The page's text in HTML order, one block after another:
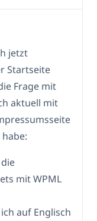
jetzt
Startseite
Frage mit
aktuell mit
mit WPML
auf Englisch